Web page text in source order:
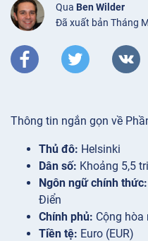
Qua Ben Wilder
Đã xuất bản Tháng
Thông tin ngắn gọn về
Thủ đô: Helsinki
Dân số: Khoảng 5,5
Ngôn ngữ chính thức:
Điển
Chính phủ: Cộng hòa
Tiền tệ: Euro (EUR)